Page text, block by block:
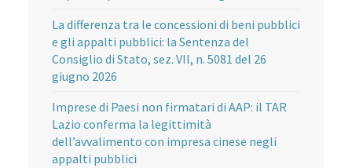
La differenza tra le concessioni di beni pubblici
e gli appalti pubblici: la Sentenza del
Consiglio di Stato, sez. VII, n. 5081 del 26
giugno 2026
Imprese di Paesi non firmatari di AAP: il TAR
Lazio conferma la legittimità
dell’avvalimento con impresa cinese negli
appalti pubblici